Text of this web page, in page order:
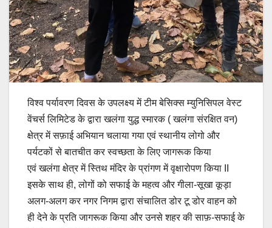
विश्व पर्यावरण दिवस के उपलक्ष्य में टीम बेसिक्स म्युनिसिपल वेस्ट
वेंचर्स लिमिटेड के द्वारा खलंगा युद्ध स्मारक ( खलंगा संरक्षित वन)
क्षेत्र में सफ़ाई अभियान चलाया गया एवं स्थानीय लोगो और
पर्यटकों से बातचीत कर स्वच्छता के लिए जागरूक किया
एवं खलंगा क्षेत्र में स्तिथ मंदिर के प्रांगण में वृक्षारोपण किया II
इसके साथ ही, लोगों को सफाई के महत्व और गीला-सूखा कूड़ा
अलग-अलग कर नगर निगम द्वारा संचालित डोर टू डोर वाहन को
ही देने के प्रति जागरूक किया और उनसे शहर की साफ़-सफाई के